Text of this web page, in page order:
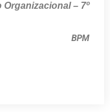
– 7º
BPM